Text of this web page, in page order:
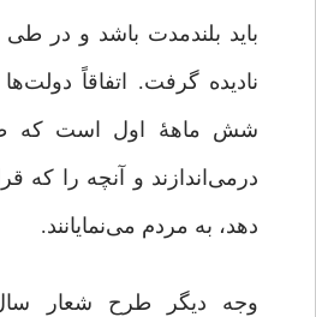
باید بلندمدت باشد و در طی
نادیده گرفت. اتفاقاً
شش‌ ماهۀ اول است که
درمی‌اندازند و آنچه را که
دهد، به مردم می‌نمایانند.
وجه دیگر طرح شعار